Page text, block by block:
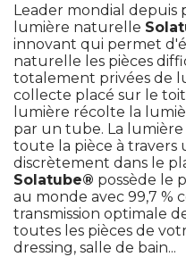
Leader mondial depuis
lumière naturelle
innovant qui permet
naturelle les pièces
totalement privées de
collecte placé sur le
lumière récolte la
par un tube. La
toute la pièce à travers
discrètement dans le
Solatube® possède le
au monde avec 99,7 %
transmission optimale
toutes les pièces de
dressing, salle de bain...